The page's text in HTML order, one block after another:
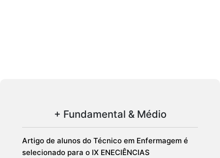
+ Fundamental & Médio
Artigo de alunos do Técnico em Enfermagem é
selecionado para o IX ENECIÊNCIAS